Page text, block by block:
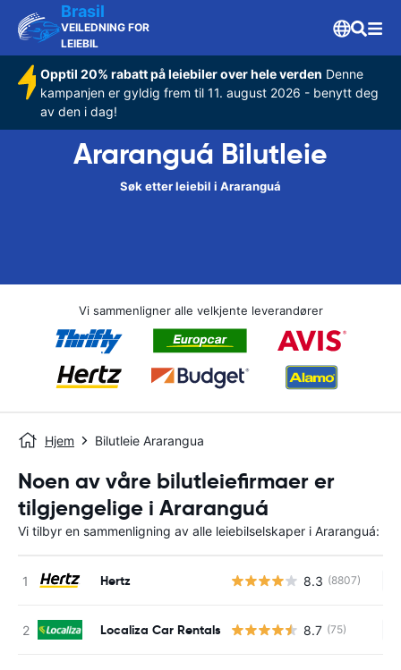
Brasil
VEILEDNING FOR
LEIEBIL
Opptil 20% rabatt på leiebiler over hele verden Denne
kampanjen er gyldig frem til 11. august 2026 - benytt deg
av den i dag!
Araranguá Bilutleie
Søk etter leiebil i Araranguá
Vi sammenligner alle velkjente leverandører
Hjem Bilutleie Ararangua
Noen av våre bilutleiefirmaer er
tilgjengelige i Araranguá
Vi tilbyr en sammenligning av alle leiebilselskaper i Araranguá:
Hertz 8.3 (8807)
Localiza Car Rentals 8.7 (75)